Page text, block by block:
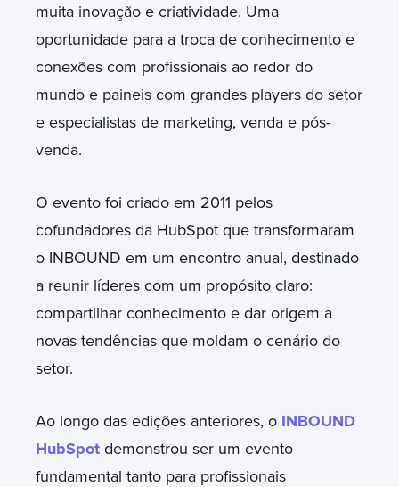
muita inovação e criatividade. Uma
oportunidade para a troca de conhecimento e
conexões com profissionais ao redor do
mundo e paineis com grandes players do setor
e especialistas de marketing, venda e pós-
venda.
O evento foi criado em 2011 pelos
cofundadores da HubSpot que transformaram
o INBOUND em um encontro anual, destinado
a reunir líderes com um propósito claro:
compartilhar conhecimento e dar origem a
novas tendências que moldam o cenário do
setor.
Ao longo das edições anteriores, o INBOUND
HubSpot demonstrou ser um evento
fundamental tanto para profissionais